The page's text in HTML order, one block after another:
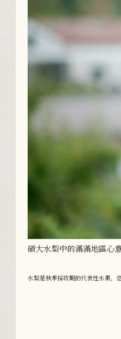
碩大水梨中的滿滿地區心
水梨是秋季採收期的代表性水果，